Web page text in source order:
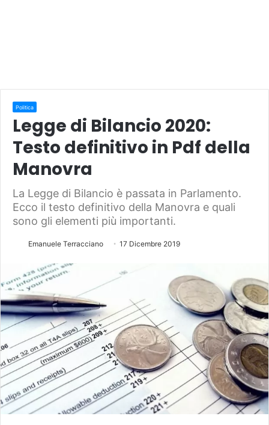
Politica
Legge di Bilancio 2020:
Testo definitivo in Pdf della
Manovra
La Legge di Bilancio è passata in Parlamento.
Ecco il testo definitivo della Manovra e quali
sono gli elementi più importanti.
Emanuele Terracciano 17 Dicembre 2019